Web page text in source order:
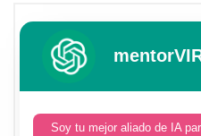
Soy tu mejor aliado de IA